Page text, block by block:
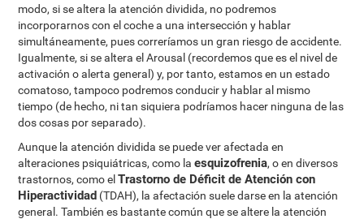
modo, si se altera la atención dividida, no podremos
incorporarnos con el coche a una intersección y hablar
simultáneamente, pues correríamos un gran riesgo de accidente.
Igualmente, si se altera el Arousal (recordemos que es el nivel de
activación o alerta general) y, por tanto, estamos en un estado
comatoso, tampoco podremos conducir y hablar al mismo
tiempo (de hecho, ni tan siquiera podríamos hacer ninguna de las
dos cosas por separado).
Aunque la atención dividida se puede ver afectada en
alteraciones psiquiátricas, como laesquizofrenia, o en diversos
trastornos, como elTrastorno de Déficit de Atención con
Hiperactividad (TDAH), la afectación suele darse en la atención
general. También es bastante común que se altere la atención